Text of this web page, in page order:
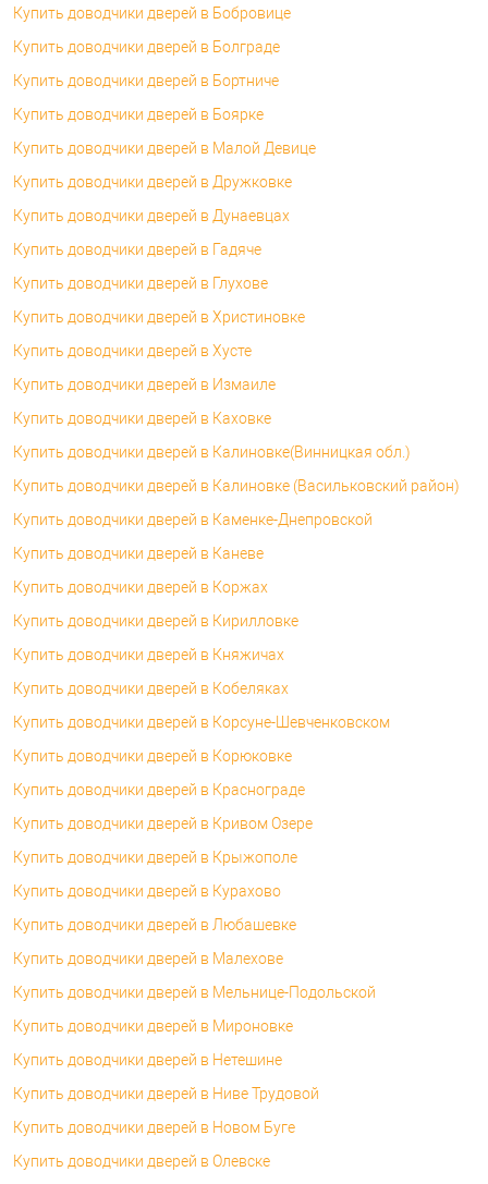
Купить доводчики дверей в Бобровице
Купить доводчики дверей в Болграде
Купить доводчики дверей в Бортниче
Купить доводчики дверей в Боярке
Купить доводчики дверей в Малой Девице
Купить доводчики дверей в Дружковке
Купить доводчики дверей в Дунаевцах
Купить доводчики дверей в Гадяче
Купить доводчики дверей в Глухове
Купить доводчики дверей в Христиновке
Купить доводчики дверей в Хусте
Купить доводчики дверей в Измаиле
Купить доводчики дверей в Каховке
Купить доводчики дверей в Калиновке(Винницкая обл.)
Купить доводчики дверей в Калиновке (Васильковский район)
Купить доводчики дверей в Каменке-Днепровской
Купить доводчики дверей в Каневе
Купить доводчики дверей в Коржах
Купить доводчики дверей в Кирилловке
Купить доводчики дверей в Княжичах
Купить доводчики дверей в Кобеляках
Купить доводчики дверей в Корсуне-Шевченковском
Купить доводчики дверей в Корюковке
Купить доводчики дверей в Краснограде
Купить доводчики дверей в Кривом Озере
Купить доводчики дверей в Крыжополе
Купить доводчики дверей в Курахово
Купить доводчики дверей в Любашевке
Купить доводчики дверей в Малехове
Купить доводчики дверей в Мельнице-Подольской
Купить доводчики дверей в Мироновке
Купить доводчики дверей в Нетешине
Купить доводчики дверей в Ниве Трудовой
Купить доводчики дверей в Новом Буге
Купить доводчики дверей в Олевске